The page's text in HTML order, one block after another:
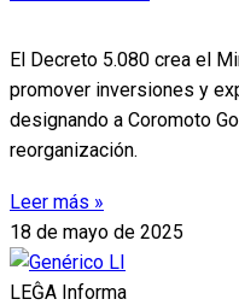
El Decreto 5.080 crea el
promover inversiones y
designando a Coromoto
reorganización.
Leer más »
18 de mayo de 2025
LEĜA Informa